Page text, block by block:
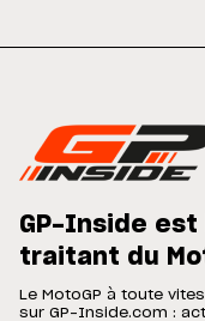
GP-Inside est
traitant du
Le MotoGP à toute
sur GP-Inside.com :